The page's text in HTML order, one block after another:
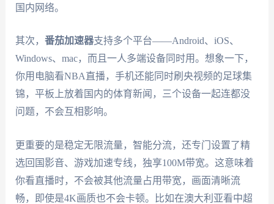
国内网络。
其次， 番茄加速器支持多个平台——Android、iOS、
Windows、mac，而且一人多端设备同时用。想象一下，
你用电脑看NBA直播，手机还能同时刷央视频的足球集
锦，平板上放着国内的体育新闻，三个设备一起连都没
问题，不会互相影响。
更重要的是稳定无限流量，智能分流，还专门设置了精
选回国影音、游戏加速专线，独享100M带宽。这意味着
你看直播时，不会被其他流量占用带宽，画面清晰流
畅，即使是4K画质也不会卡顿。比如在澳大利亚看中超